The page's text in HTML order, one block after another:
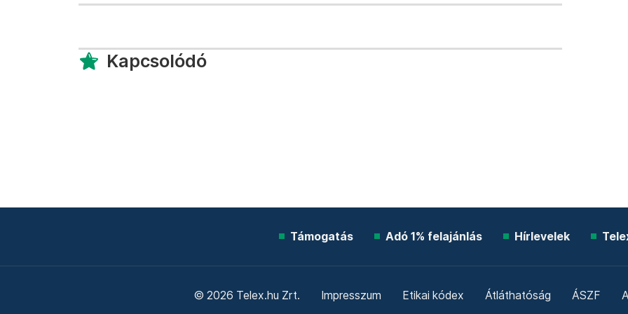
Kapcsolódó
Támogatás Adó 1% felajánlás Hírlevelek
© 2026 Telex.hu Zrt. Impresszum Etikai kódex Átláthatóság ÁSZF